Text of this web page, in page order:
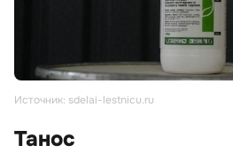
Источник: sdelai-lestnicu.ru
Танос